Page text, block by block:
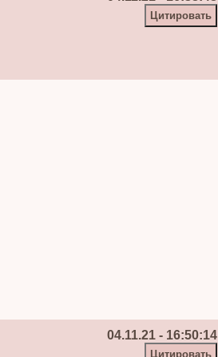
04.11.21 - 16:50:14